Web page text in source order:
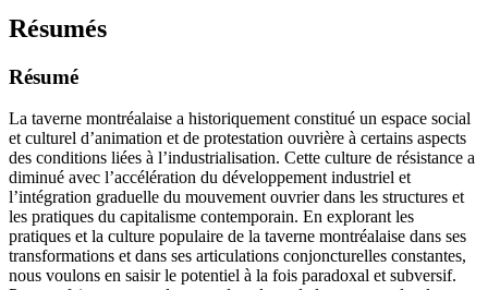
Résumés
Résumé
La taverne montréalaise a historiquement constitué un espace social
et culturel d’animation et de protestation ouvrière à certains aspects
des conditions liées à l’industrialisation. Cette culture de résistance a
diminué avec l’accélération du développement industriel et
l’intégration graduelle du mouvement ouvrier dans les structures et
les pratiques du capitalisme contemporain. En explorant les
pratiques et la culture populaire de la taverne montréalaise dans ses
transformations et dans ses articulations conjoncturelles constantes,
nous voulons en saisir le potentiel à la fois paradoxal et subversif.